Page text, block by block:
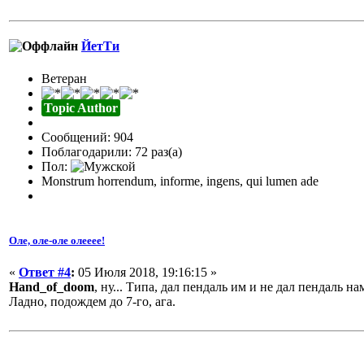
ЙетТи
Ветеран
Topic Author
Сообщений: 904
Поблагодарили: 72 раз(а)
Пол:
Monstrum horrendum, informe, ingens, qui lumen ade
Оле, оле-оле олееее!
« Ответ #4: 05 Июля 2018, 19:16:15 »
Hand_of_doom, ну... Типа, дал пендаль им и не дал пендаль
Ладно, подождем до 7-го, ага.